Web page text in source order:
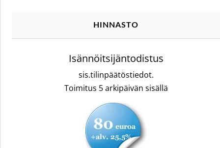
HINNASTO
Isännöitsijäntodistus
sis.tilinpäätöstiedot.
Toimitus 5 arkipäivän sisällä